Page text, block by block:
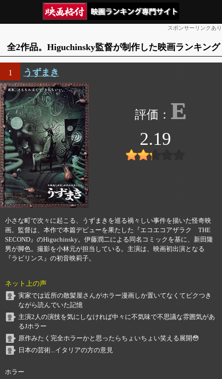
スポンサーリンクあり
全2作品。Higuchinsky監督が制作した映画ランキング
1 うずまき
E
2.19
小さな町で次々に起こる、うずまきを巡る禍々しい事件を描いた怪奇映
画。監督は、本作で本篇デビューを果たした『エコエコアザラク THE
SECOND』のHiguchinsky。伊藤潤二による同名コミックを基に、新田隆
男が脚色。撮影を小林元が担当している。主演は、映画初出演となる
『ラビリンス』の初音映莉子。
ネット上の声
実家では近所の散髪屋さんがホラー漫画しか置いてなくてビクつき
ながら読んでいた記憶
主演2人の演技を気にしなければ中々に不気味で不思議な雰囲気があ
るJホラー
原作みたく完全ホラーかと思ったらちょいちょい笑える展開😳
日本の芸術...イタリアの方の意見
ホラー